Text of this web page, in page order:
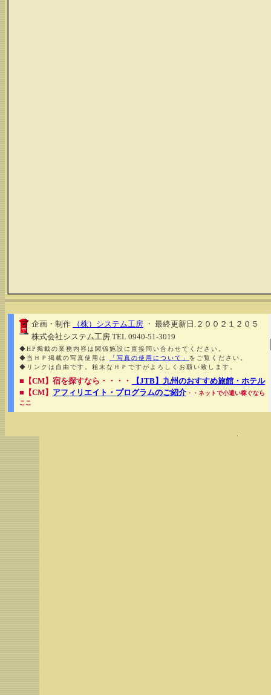
企画・制作 （株）システム工房 ・ 最終更新日.２００２１２０５
株式会社システム工房 TEL 0940-51-3019
◆HP掲載の業務内容は関係施設に直接問い合わせてください。
◆当ＨＰ掲載の写真使用は
「写真の使用について」 をご覧ください。
◆リンクは自由です。粗末なＨＰですがよろしくお願い致します。
■【CM】宿を探すなら・・・・
【JTB】九州のおすすめ旅館・ホテル
■【CM】 アフィリエイト・プログラムのご紹介 ・・ネットで小遣い稼ぐなら
ここ